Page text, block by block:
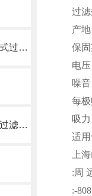
尼龙过滤网/尼龙板式过滤网/可洗式过滤网
抛弃式过滤网/抛弃式空气过滤网/过滤送风口/一体式过滤箱
过
产
保
电
噪
每
吸
适
上海
:周
:-808